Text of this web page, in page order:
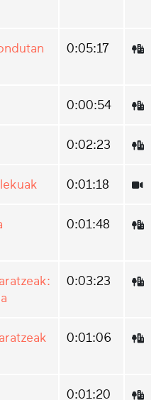
0:05:17
0:00:54
0:02:23
0:01:18
0:01:48
0:03:23
0:01:06
0:01:20